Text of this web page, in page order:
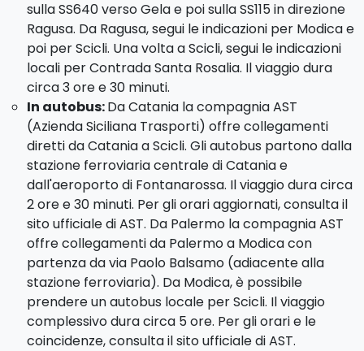
Durata: 4 ore circa.
Orario: ore 11:00 nei mesi da Novembre a Marzo; ore
11:00 o 16:30 nei mesi di Aprile, Maggio, Settembre ed
Ottobre; ore 18:00 da Giugno ad Agosto.
sulla SS640 verso Gela e poi sulla SS115 in direzione
Ragusa. Da Ragusa, segui le indicazioni per Modica e
poi per Scicli. Una volta a Scicli, segui le indicazioni
locali per Contrada Santa Rosalia. Il viaggio dura
circa 3 ore e 30 minuti.
In autobus:Da Catania la compagnia AST
(Azienda Siciliana Trasporti) offre collegamenti
diretti da Catania a Scicli. Gli autobus partono dalla
stazione ferroviaria centrale di Catania e
dall'aeroporto di Fontanarossa. Il viaggio dura circa
2 ore e 30 minuti. Per gli orari aggiornati, consulta il
sito ufficiale di AST. Da Palermo la compagnia AST
offre collegamenti da Palermo a Modica con
partenza da via Paolo Balsamo (adiacente alla
stazione ferroviaria). Da Modica, è possibile
prendere un autobus locale per Scicli. Il viaggio
complessivo dura circa 5 ore. Per gli orari e le
coincidenze, consulta il sito ufficiale di AST.